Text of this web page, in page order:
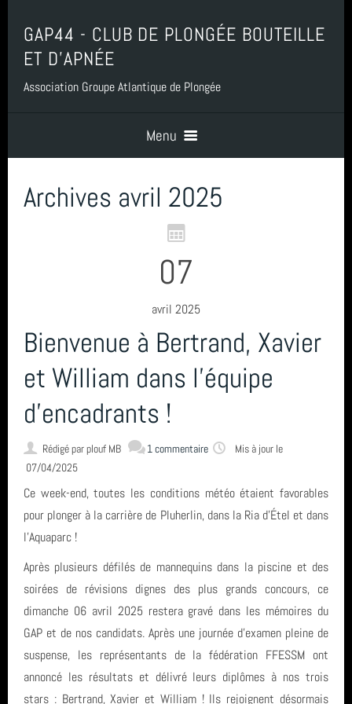
GAP44 - CLUB DE PLONGÉE BOUTEILLE
ET D'APNÉE
Association Groupe Atlantique de Plongée
Menu
Accueil
Contact
L'encadrement
Nous situer
Statuts, règlement intérieur, charte formation, ... ⚓
Calendrier
Horaire des marées
Espace privé GAP - Encadrants et Directeurs de plongée 🐠
Catégories
Archives avril 2025
07
avril 2025
Bienvenue à Bertrand, Xavier
et William dans l’équipe
d’encadrants !
Rédigé parplouf MB 1 commentaire
Mis à jour le
07/04/2025
Ce week-end, toutes les conditions météo étaient favorables
pour plonger à la carrière de Pluherlin, dans la Ria d'Étel et dans
l'Aquaparc !
Après plusieurs défilés de mannequins dans la piscine et des
soirées de révisions dignes des plus grands concours, ce
dimanche 06 avril 2025 restera gravé dans les mémoires du
GAP et de nos candidats. Après une journée d'examen pleine de
suspense, les représentants de la fédération FFESSM ont
annoncé les résultats et délivré leurs diplômes à nos trois
stars : Bertrand, Xavier et William ! Ils rejoignent désormais